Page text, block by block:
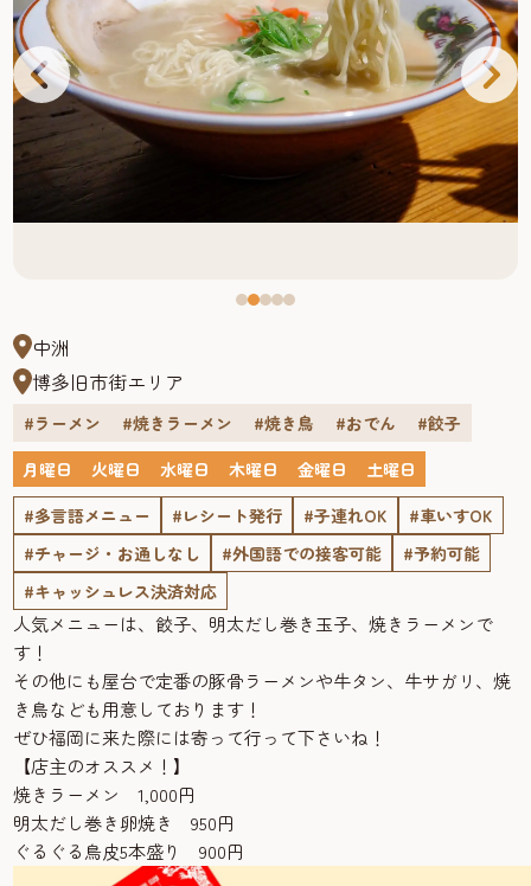
中洲
博多旧市街エリア
#ラーメン #焼きラーメン #焼き鳥 #おでん
#餃子
月曜日
火曜日 水曜日 木曜日 金曜日
土曜日
#多言語メニュー
#レシート発行 #子連れOK
#車いすOK
#チャージ・お通しなし
#外国語での接客可能
#予約可能
#キャッシュレス決済対応
人気メニューは、餃子、明太だし巻き玉子、焼きラーメンで
す！
その他にも屋台で定番の豚骨ラーメンや牛タン、牛サガリ、焼
き鳥なども用意しております！
ぜひ福岡に来た際には寄って行って下さいね！
【店主のオススメ！】
焼きラーメン 1,000円
明太だし巻き卵焼き 950円
ぐるぐる鳥皮5本盛り 900円